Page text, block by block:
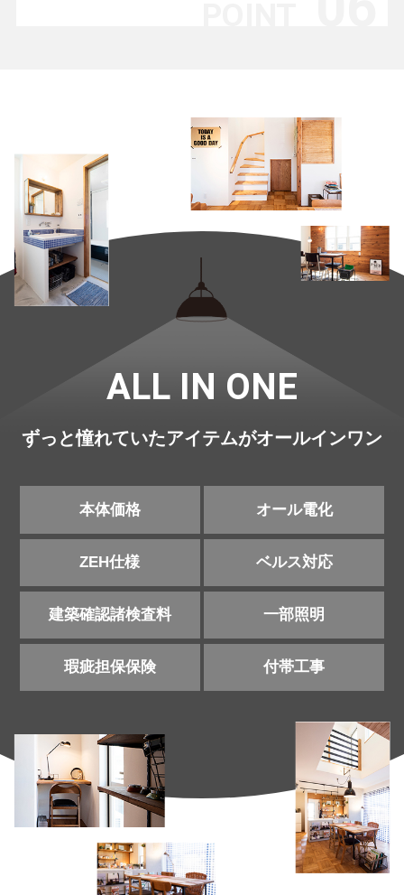
ALL IN ONE
ずっと憧れていたアイテムがオールインワン
本体価格 オール電化
ZEH仕様 ベルス対応
建築確認諸検査料 一部照明
瑕疵担保保険 付帯工事